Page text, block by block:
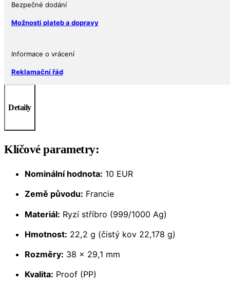
Bezpečné dodání
Možnosti plateb a dopravy
Informace o vrácení
Reklamační řád
Detaily
Klíčové parametry:
Nominální hodnota: 10 EUR
Země původu: Francie
Materiál: Ryzí stříbro (999/1000 Ag)
Hmotnost: 22,2 g (čistý kov 22,178 g)
Rozměry: 38 × 29,1 mm
Kvalita: Proof (PP)